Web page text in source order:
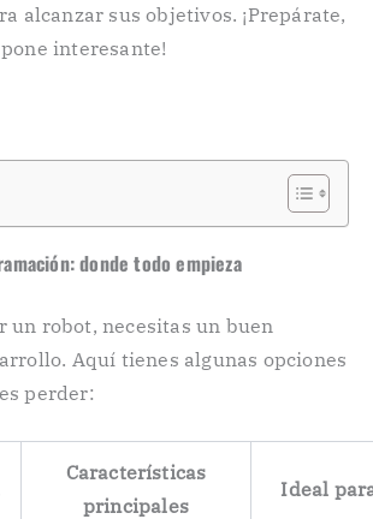
alcanzar sus objetivos. ¡Prepárate,
interesante!
donde todo empieza
un robot, necesitas un buen
Aquí tienes algunas opciones
perder:
Características
principales
Ideal